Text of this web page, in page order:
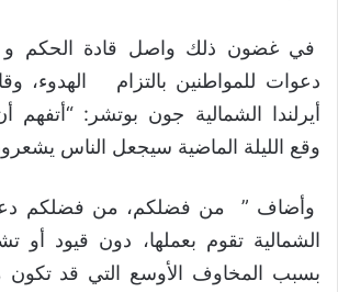
في غضون ذلك واصل قادة الحكم
دعوات للمواطنين بالتزام الهدوء،
أيرلندا الشمالية جون بوتشر: “أتفهم
وقع الليلة الماضية سيجعل الناس
وأضاف ” من فضلكم، من فضلكم
الشمالية تقوم بعملها، دون قيود أو
بسبب المخاوف الأوسع التي قد